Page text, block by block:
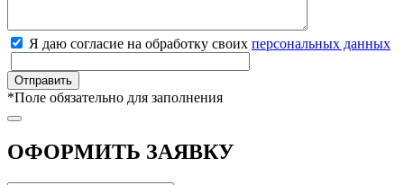
Я даю согласие на обработку своих персональных данных
*Поле обязательно для заполнения
ОФОРМИТЬ ЗАЯВКУ